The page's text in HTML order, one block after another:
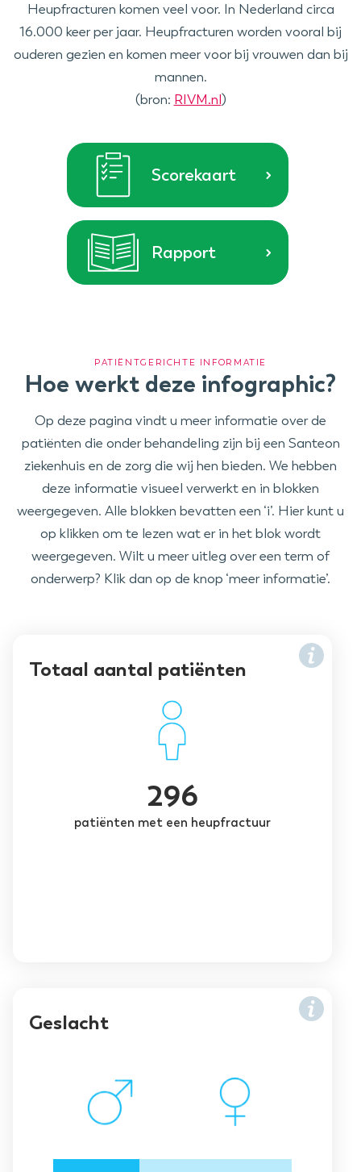
Heupfracturen komen veel voor. In Nederland circa
16.000 keer per jaar. Heupfracturen worden vooral bij
ouderen gezien en komen meer voor bij vrouwen dan bij
mannen.
(bron: RIVM.nl)
Scorekaart
Rapport
PATIËNTGERICHTE INFORMATIE
Hoe werkt deze infographic?
Op deze pagina vindt u meer informatie over de
patiënten die onder behandeling zijn bij een Santeon
ziekenhuis en de zorg die wij hen bieden. We hebben
deze informatie visueel verwerkt en in blokken
weergegeven. Alle blokken bevatten een ‘i’. Hier kunt u
op klikken om te lezen wat er in het blok wordt
weergegeven. Wilt u meer uitleg over een term of
onderwerp? Klik dan op de knop ‘meer informatie’.
Totaal aantal patiënten
296
patiënten met een heupfractuur
Geslacht